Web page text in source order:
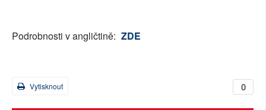
Podrobnosti v angličtině: ZDE
0
Vytisknout